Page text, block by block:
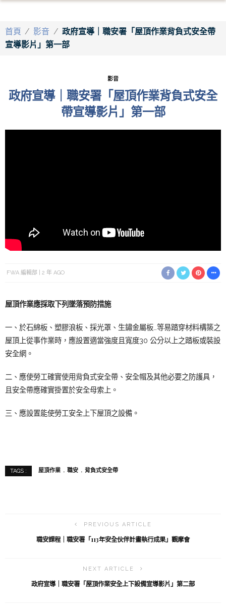
首頁 / 影音 / 政府宣導｜職安署「屋頂作業背負式安全帶
宣導影片」第一部
影音
政府宣導｜職安署「屋頂作業背負式安全
帶宣導影片」第一部
FWA 編輯部 2 年 AGO
屋頂作業應採取下列墜落預防措施
一、於石綿板、塑膠浪板、採光罩、生鏽金屬板…等易踏穿材料構築之
屋頂上從事作業時，應設置適當強度且寬度30 公分以上之踏板或裝設
安全網。
二、應使勞工確實使用背負式安全帶、安全帽及其他必要之防護具，
且安全帶應確實掛置於安全母索上。
三、應設置能使勞工安全上下屋頂之設備。
TAGS : 屋頂作業 職安 背負式安全帶
PREVIOUS ARTICLE
職安課程｜職安署「113年安全伙伴計畫執行成果」觀摩會
NEXT ARTICLE
政府宣導｜職安署「屋頂作業安全上下設備宣導影片」第二部